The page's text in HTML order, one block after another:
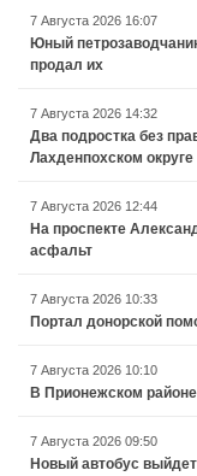
7 Августа 2026 16:07
Юный
продал их
7 Августа 2026 14:32
Два подростка без
Лахденпохском округе
7 Августа 2026 12:44
На проспекте
асфальт
7 Августа 2026 10:33
Портал донорской
7 Августа 2026 10:10
В Прионежском
7 Августа 2026 09:50
Новый автобус